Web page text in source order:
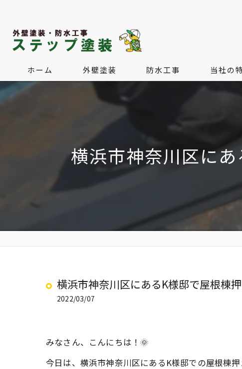
ホーム 外壁塗装
屋根塗装・屋根葺き替え
防水工事 当社の
水回り・
外構工事
横浜市神奈川区に
横浜市神奈川区にあるK様邸で屋根棟
2022/03/07
みなさん、こんにちは！🌞
今日は、横浜市神奈川区にあるK様邸での屋根棟